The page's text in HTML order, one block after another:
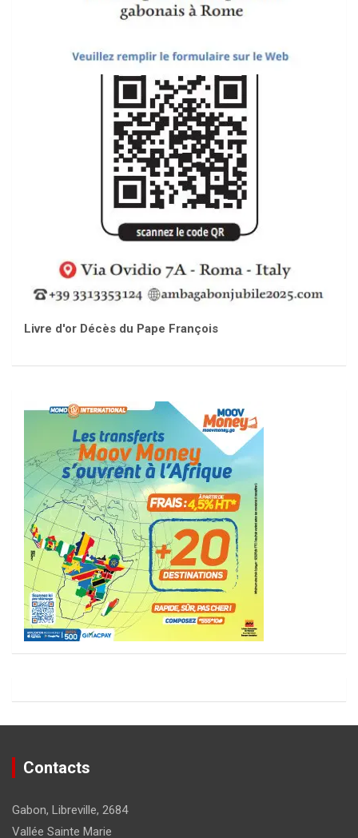
Livre d'or Décès du Pape François
Contacts
Gabon, Libreville, 2684
Vallée Sainte Marie